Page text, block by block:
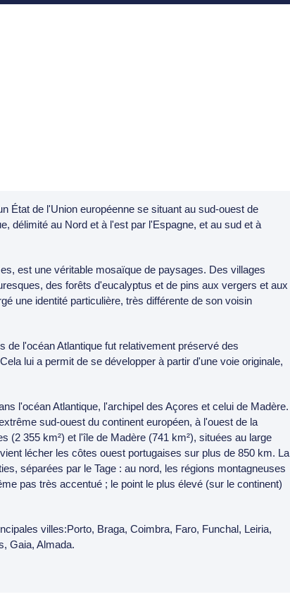
État de l'Union européenne se situant au sud-ouest de
délimité au Nord et à l'est par l'Espagne, et au sud et à
est une véritable mosaïque de paysages. Des villages
des forêts d'eucalyptus et de pins aux vergers et aux
une identité particulière, très différente de son voisin
l'océan Atlantique fut relativement préservé des
lui a permit de se développer à partir d'une voie originale,
l'océan Atlantique, l'archipel des Açores et celui de Madère.
sud-ouest du continent européen, à l'ouest de la
(2 355 km²) et l'île de Madère (741 km²), situées au large
lécher les côtes ouest portugaises sur plus de 850 km. La
séparées par le Tage : au nord, les régions montagneuses
pas très accentué ; le point le plus élevé (sur le continent)
villes:Porto, Braga, Coimbra, Faro, Funchal, Leiria,
Gaia, Almada.